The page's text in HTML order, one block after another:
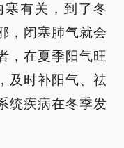
有关，到了冬
，闭塞肺气就会
，在夏季阳气旺
及时补阳气、祛
统疾病在冬季发